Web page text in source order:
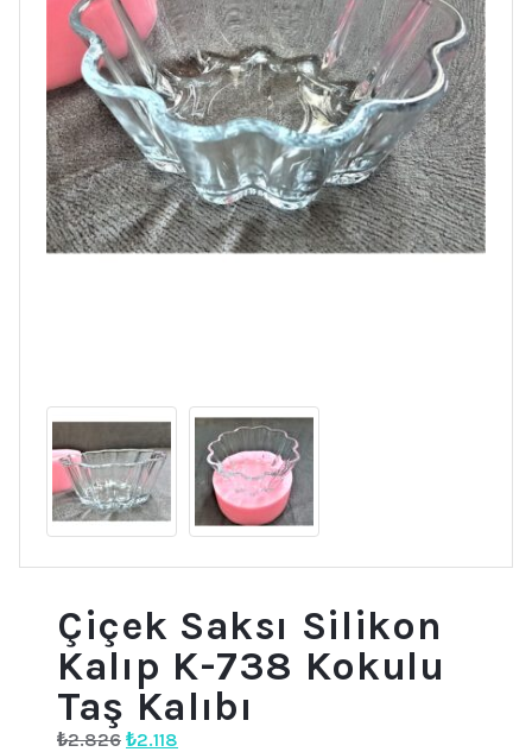
Çiçek Saksı Silikon
Kalıp K-738 Kokulu
Taş Kalıbı
₺2.826 Orijinal
₺2.118